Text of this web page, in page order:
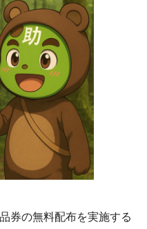
券の無料配布を実施する